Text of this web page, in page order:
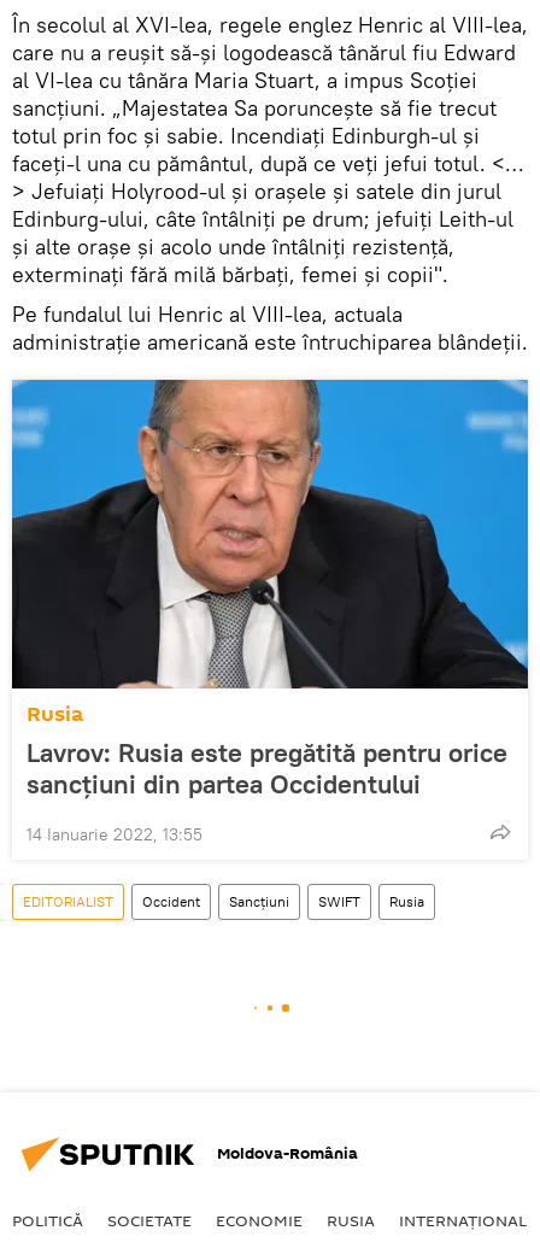
În secolul al XVI-lea, regele englez Henric al VIII-lea,
care nu a reușit să-și logodească tânărul fiu Edward
al VI-lea cu tânăra Maria Stuart, a impus Scoției
sancțiuni. „Majestatea Sa poruncește să fie trecut
totul prin foc și sabie. Incendiați Edinburgh-ul și
faceți-l una cu pământul, după ce veți jefui totul. <…
> Jefuiați Holyrood-ul și orașele și satele din jurul
Edinburg-ului, câte întâlniți pe drum; jefuiți Leith-ul
și alte orașe și acolo unde întâlniți rezistență,
exterminați fără milă bărbați, femei și copii".
Pe fundalul lui Henric al VIII-lea, actuala
administrație americană este întruchiparea blândeții.
Rusia
Lavrov: Rusia este pregătită pentru orice
sancțiuni din partea Occidentului
14 Ianuarie 2022, 13:55
EDITORIALIST Occident Sancțiuni SWIFT Rusia
Moldova-România
POLITICĂ SOCIETATE ECONOMIE RUSIA INTERNAŢIONAL